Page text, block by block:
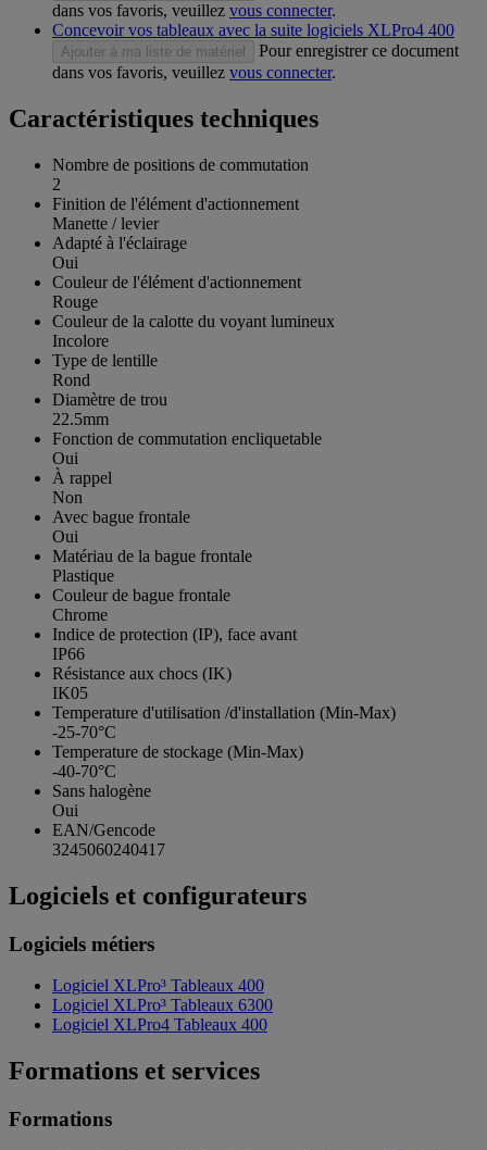
dans vos favoris, veuillez vous connecter.
Concevoir vos tableaux avec la suite logiciels XLPro4 400
Ajouter à ma liste de matériel
Pour enregistrer ce document
dans vos favoris, veuillez vous connecter.
Caractéristiques techniques
Nombre de positions de commutation
2
Finition de l'élément d'actionnement
Manette / levier
Adapté à l'éclairage
Oui
Couleur de l'élément d'actionnement
Rouge
Couleur de la calotte du voyant lumineux
Incolore
Type de lentille
Rond
Diamètre de trou
22.5mm
Fonction de commutation encliquetable
Oui
À rappel
Non
Avec bague frontale
Oui
Matériau de la bague frontale
Plastique
Couleur de bague frontale
Chrome
Indice de protection (IP), face avant
IP66
Résistance aux chocs (IK)
IK05
Temperature d'utilisation /d'installation (Min-Max)
-25-70°C
Temperature de stockage (Min-Max)
-40-70°C
Sans halogène
Oui
EAN/Gencode
3245060240417
Logiciels et configurateurs
Logiciels métiers
Logiciel XLPro³ Tableaux 400
Logiciel XLPro³ Tableaux 6300
Logiciel XLPro4 Tableaux 400
Formations et services
Formations